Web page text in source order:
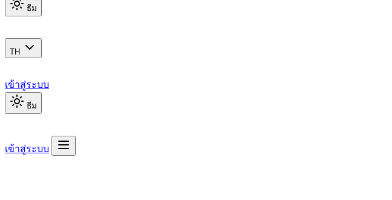
ธีม
TH
เข้าสู่ระบบ
ธีม
เข้าสู่ระบบ